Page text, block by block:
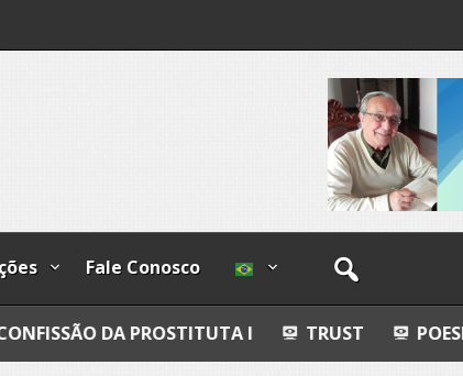
Fale Conosco
I TRUST POESIA